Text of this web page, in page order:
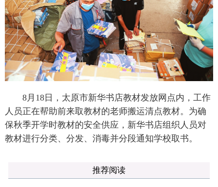
看天下 晋月读 最太原 网罗民生
太原日报 太原晚报 热评 社区
8月18日，太原市新华书店教材发放网点内，工作
人员正在帮助前来取教材的老师搬运清点教材。为确
保秋季开学时教材的安全供应，新华书店组织人员对
教材进行分类、分发、消毒并分段通知学校取书。
推荐阅读